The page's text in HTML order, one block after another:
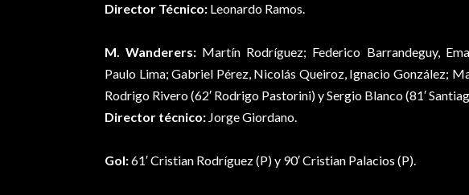
Director Técnico: Leonardo Ramos.
M. Wanderers: Martín Rodríguez; Federico Barrandeguy,
Paulo Lima; Gabriel Pérez, Nicolás Queiroz, Ignacio González;
Rodrigo Rivero (62′ Rodrigo Pastorini) y Sergio Blanco (81′
Director técnico: Jorge Giordano.
Gol:61′ Cristian Rodríguez (P) y 90′ Cristian Palacios (P).